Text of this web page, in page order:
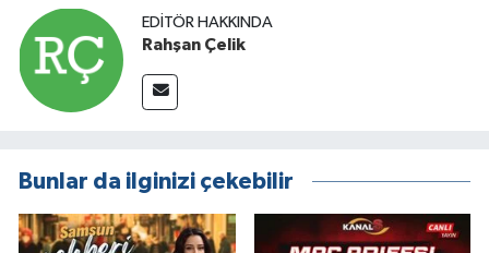
EDITÖR HAKKINDA
Rahşan Çelik
Bunlar da ilginizi çekebilir